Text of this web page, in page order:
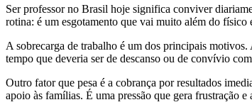
Ser professor no Brasil hoje significa conviver
rotina: é um esgotamento que vai muito além do
A sobrecarga de trabalho é um dos principais
tempo que deveria ser de descanso ou de convívio
Outro fator que pesa é a cobrança por resultados
apoio às famílias. É uma pressão que gera frustração